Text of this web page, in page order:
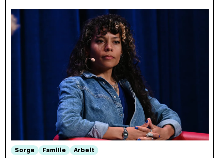
Sorge Familie Arbeit